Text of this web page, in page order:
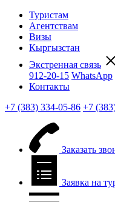
Туристам
Агентствам
Визы
Кыргызстан
Экстренная связь
912-20-15 WhatsApp
Контакты
+7 (383) 334-05-86 +7
Заказать
Заявка на